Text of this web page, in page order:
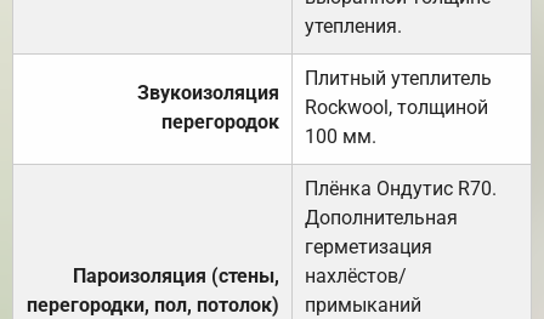
утепления.
Звукоизоляция
перегородок
Плитный утеплитель
Rockwool, толщиной
100 мм.
Пароизоляция (стены,
перегородки, пол, потолок)
Плёнка Ондутис R70.
Дополнительная
герметизация
нахлёстов/
примыканий